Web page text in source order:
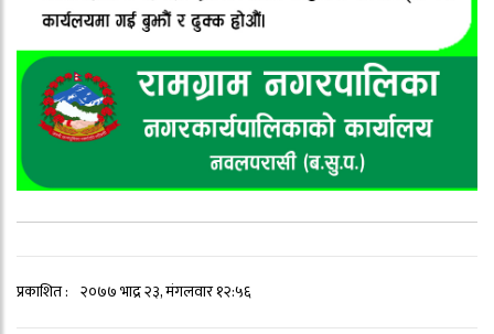
प्रकाशित : २०७७ भाद्र २३, मंगलवार १२:५६